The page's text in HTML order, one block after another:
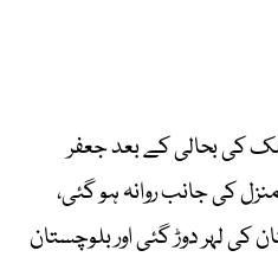
کی بحالی کے بعد جعفر
کی جانب روانہ ہو گئی،
لہر دوڑ گئی اور بلوچستان